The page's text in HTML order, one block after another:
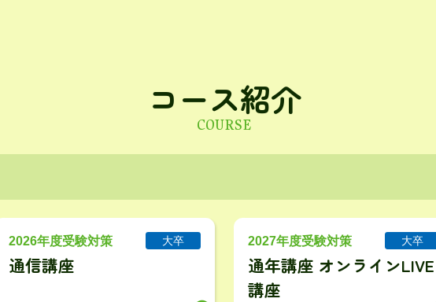
コース紹介
COURSE
2026年度受験対策 大卒
通信講座
2027年度受験対策 大卒
通年講座 オンラインLIVE
講座